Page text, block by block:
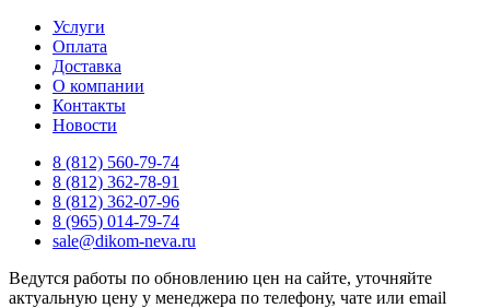
Услуги
Оплата
Доставка
О компании
Контакты
Новости
8 (812) 560-79-74
8 (812) 362-78-91
8 (812) 362-07-96
8 (965) 014-79-74
sale@dikom-neva.ru
Ведутся работы по обновлению цен на сайте, уточняйте
актуальную цену у менеджера по телефону, чате или email